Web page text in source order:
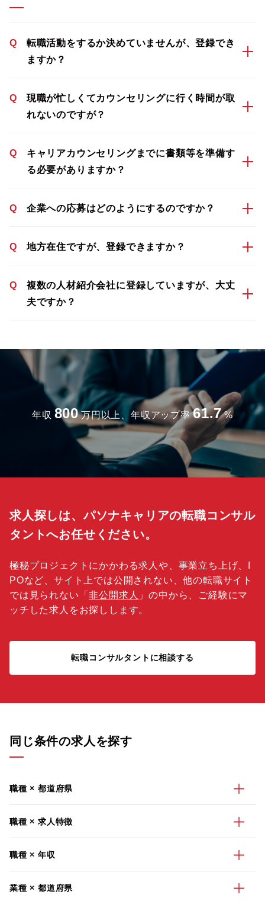
Q
転職活動をするか決めていませんが、登録でき
ますか？
Q
現職が忙しくてカウンセリングに行く時間が取
れないのですが？
Q
キャリアカウンセリングまでに書類等を準備す
る必要がありますか？
Q 企業への応募はどのようにするのですか？
Q 地方在住ですが、登録できますか？
Q
複数の人材紹介会社に登録していますが、大丈
夫ですか？
年収 800 万円以上、年収アップ率 61.7 %
求人探しは、パソナキャリアの転職コンサル
タントへお任せください。
極秘プロジェクトにかかわる求人や、事業立ち上げ、I
POなど、サイト上では公開されない、他の転職サイト
では見られない「非公開求人 」の中から、ご経験にマ
ッチした求人をお探しします。
転職コンサルタントに相談する
同じ条件の求人を探す
職種 × 都道府県
職種 × 求人特徴
職種 × 年収
業種 × 都道府県